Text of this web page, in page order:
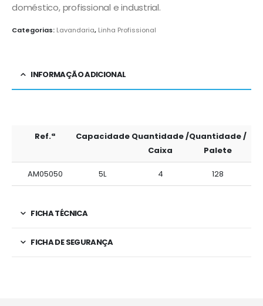
doméstico, profissional e industrial.
Categorias: Lavandaria, Linha Profissional
INFORMAÇÃO ADICIONAL
Ref.ª Capacidade Quantidade /
Caixa
Quantidade /
Palete
AM05050 5L 4 128
FICHA TÉCNICA
FICHA DE SEGURANÇA